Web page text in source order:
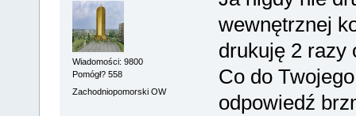
Wiadomości: 9800
Pomógł? 558
Zachodniopomorski OW
wewnętrznej
drukuję 2 razy
Co do
odpowiedź